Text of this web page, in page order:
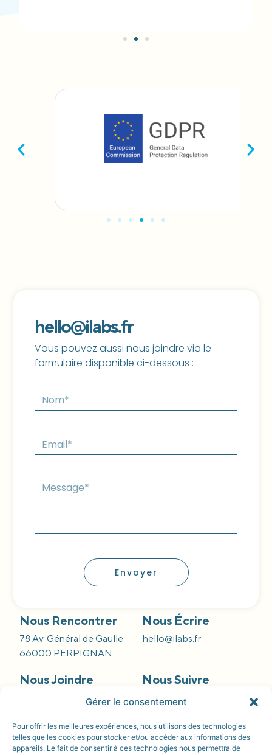
Gérer le consentement
Pour offrir les meilleures expériences, nous utilisons des technologies
telles que les cookies pour stocker et/ou accéder aux informations des
appareils. Le fait de consentir à ces technologies nous permettra de
hello@ilabs.fr
Vous pouvez aussi nous joindre via le
formulaire disponible ci-dessous :
Envoyer
Nous Rencontrer
78 Av. Général de Gaulle
66000 PERPIGNAN
Nous Écrire
hello@ilabs.fr
Nous Joindre Nous Suivre